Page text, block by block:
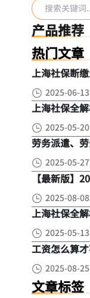
缴不缴？
产品推荐
热门文章
上海社保断
2025-06-13
上海社保全
2025-05-20
劳务派遣、
2025-05-27
【最新版】
2025-08-08
上海社保全
2025-05-13
工资怎么算
2025-08-25
文章标签